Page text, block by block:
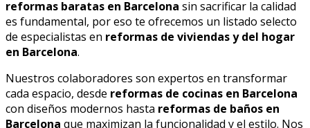
reformas baratas en Barcelona sin sacrificar la calidad
es fundamental, por eso te ofrecemos un listado selecto
de especialistas en reformas de viviendas y del hogar
en Barcelona.
Nuestros colaboradores son expertos en transformar
cada espacio, desde reformas de cocinas en Barcelona
con diseños modernos hasta reformas de baños en
Barcelona que maximizan la funcionalidad y el estilo. Nos